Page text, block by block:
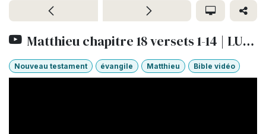
Matthieu chapitre 18 versets 1-14 | LUMO
Nouveau testament évangile Matthieu Bible vidéo